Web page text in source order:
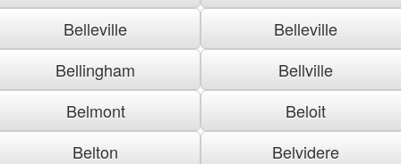
Belleville
Belleville
Bellingham
Bellville
Belmont
Beloit
Belton
Belvidere